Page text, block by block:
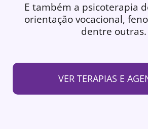
E também a psicoterapia
orientação vocacional,
dentre outras.
VER TERAPIAS E